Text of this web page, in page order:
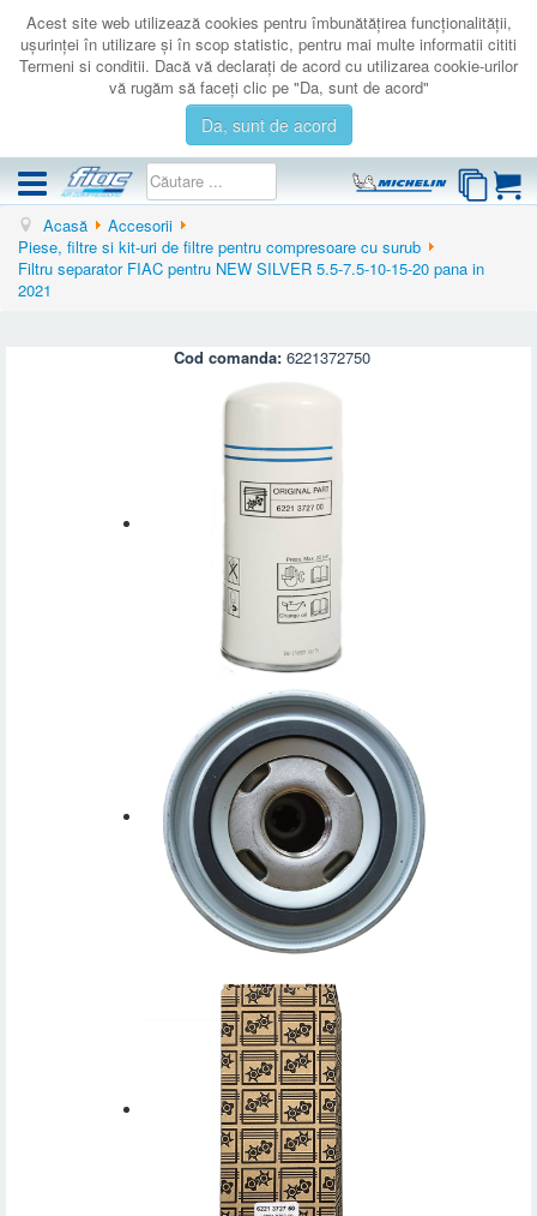
Acest site web utilizează cookies pentru îmbunătăţirea funcţionalităţii,
uşurinţei în utilizare şi în scop statistic, pentru mai multe informatii cititi
Termeni si conditii. Dacă vă declaraţi de acord cu utilizarea cookie-urilor
vă rugăm să faceţi clic pe "Da, sunt de acord"
Da, sunt de acord
COMPRESOARE
ACCESORII
Acasă
Accesorii
Piese, filtre si kit-uri de filtre pentru compresoare cu surub
Filtru separator FIAC pentru NEW SILVER 5.5-7.5-10-15-20 pana in
2021
Cod comanda: 6221372750